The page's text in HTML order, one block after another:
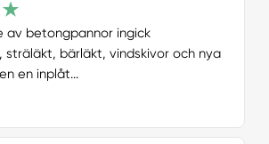
av betongpannor ingick
sträläkt, bärläkt, vindskivor och nya
en inplåt...